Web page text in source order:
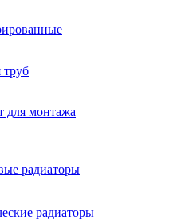
для монтажа
радиаторы
радиаторы